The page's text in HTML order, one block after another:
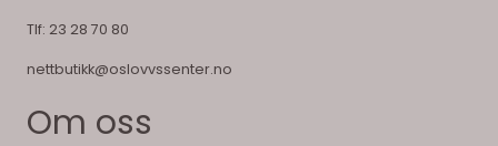
Tlf: 23 28 70 80
nettbutikk@oslovvssenter.no
Om oss